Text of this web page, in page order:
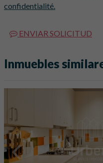
confidentialité.
ENVIAR SOLICITUD
Inmuebles